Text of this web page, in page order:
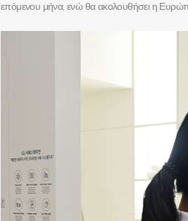
επόμενου μήνα, ενώ θα ακολουθήσει η